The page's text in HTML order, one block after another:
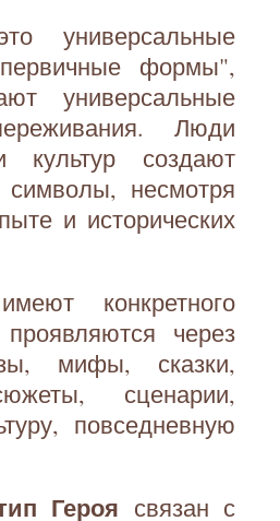
универсальные
формы",
универсальные
Люди
создают
несмотря
и исторических
конкретного
через
мифы, сказки,
сценарии,
повседневную
Героя связан с